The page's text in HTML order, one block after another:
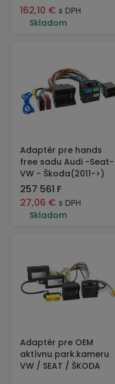
162,10 € s DPH
Skladom
Adaptér pre hands
free sadu Audi -Seat-
VW - Škoda(2011->)
257 561 F
27,06 € s DPH
Skladom
Adaptér pre OEM
aktívnu park.kameru
VW / SEAT / ŠKODA